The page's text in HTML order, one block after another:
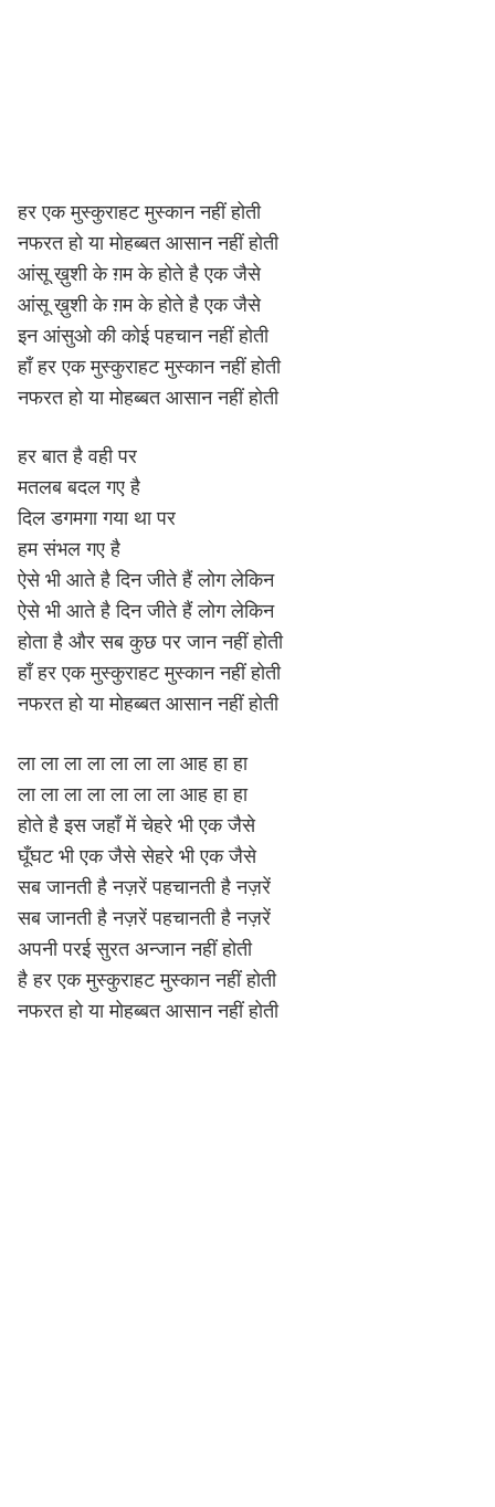
हर एक मुस्कुराहट मुस्कान नहीं होती
नफरत हो या मोहब्बत आसान नहीं होती
आंसू ख़ुशी के ग़म के होते है एक जैसे
आंसू ख़ुशी के ग़म के होते है एक जैसे
इन आंसुओ की कोई पहचान नहीं होती
हाँ हर एक मुस्कुराहट मुस्कान नहीं होती
नफरत हो या मोहब्बत आसान नहीं होती
हर बात है वही पर
मतलब बदल गए है
दिल डगमगा गया था पर
हम संभल गए है
ऐसे भी आते है दिन जीते हैं लोग लेकिन
ऐसे भी आते है दिन जीते हैं लोग लेकिन
होता है और सब कुछ पर जान नहीं होती
हाँ हर एक मुस्कुराहट मुस्कान नहीं होती
नफरत हो या मोहब्बत आसान नहीं होती
ला ला ला ला ला ला ला आह हा हा
ला ला ला ला ला ला ला आह हा हा
होते है इस जहाँ में चेहरे भी एक जैसे
घूँघट भी एक जैसे सेहरे भी एक जैसे
सब जानती है नज़रें पहचानती है नज़रें
सब जानती है नज़रें पहचानती है नज़रें
अपनी परई सुरत अन्जान नहीं होती
है हर एक मुस्कुराहट मुस्कान नहीं होती
नफरत हो या मोहब्बत आसान नहीं होती